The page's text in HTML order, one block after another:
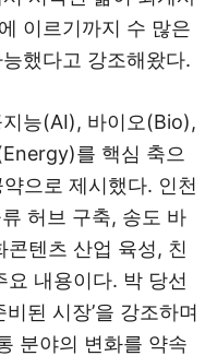
이르기까지 수 많은
했다고 강조해왔다.
능(AI), 바이오(Bio),
를 핵심 축으
으로 제시했다. 인천
허브 구축, 송도 바
텐츠 산업 육성, 친
내용이다. 박 당선
된 시장’을 강조하며
분야의 변화를 약속